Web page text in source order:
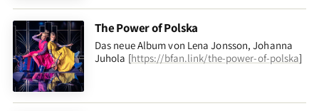
The Power of Polska
Das neue Album von Lena Jonsson, Johanna
Juhola [https://bfan.link/the-power-of-polska]